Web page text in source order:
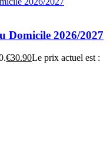
Domicile 2026/2027
€30.90Le prix actuel est :